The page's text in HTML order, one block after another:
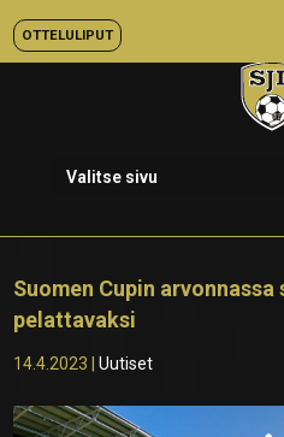
OTTELULIPUT
Valitse sivu
Suomen Cupin arvonnassa
pelattavaksi
14.4.2023 |Uutiset